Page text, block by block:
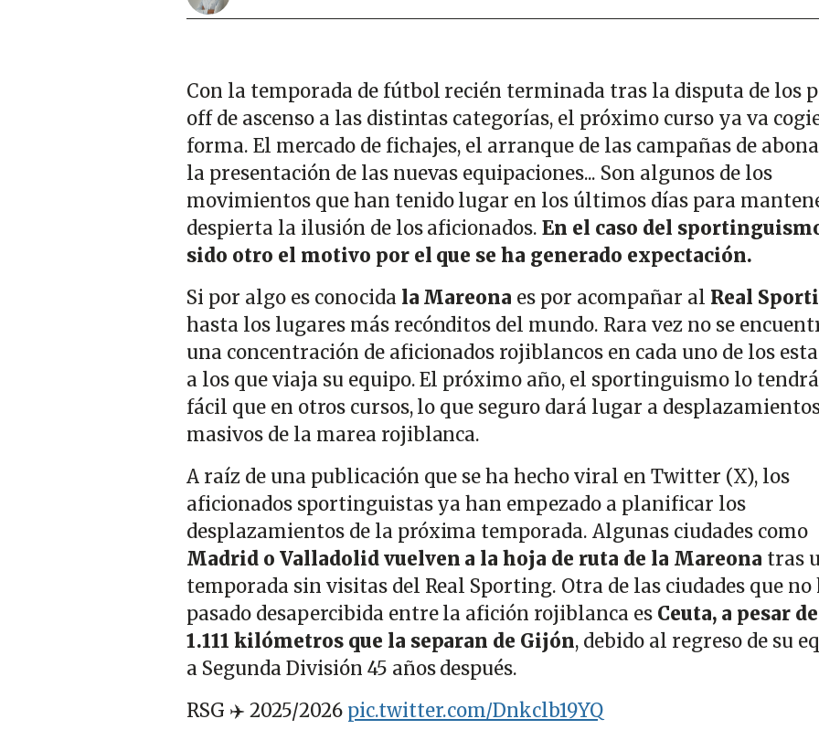
Con la temporada de fútbol recién terminada tras la disputa de los
off de ascenso a las distintas categorías, el próximo curso ya va
forma. El mercado de fichajes, el arranque de las campañas de
la presentación de las nuevas equipaciones... Son algunos de los
movimientos que han tenido lugar en los últimos días para
despierta la ilusión de los aficionados.En el caso del
sido otro el motivo por el que se ha generado expectación.
Si por algo es conocida la Mareona es por acompañar al Real
hasta los lugares más recónditos del mundo. Rara vez no se
una concentración de aficionados rojiblancos en cada uno de los
a los que viaja su equipo. El próximo año, el sportinguismo lo
fácil que en otros cursos, lo que seguro dará lugar a
masivos de la marea rojiblanca.
A raíz de una publicación que se ha hecho viral en Twitter (X), los
aficionados sportinguistas ya han empezado a planificar los
desplazamientos de la próxima temporada. Algunas ciudades como
Madrid o Valladolid vuelven a la hoja de ruta de la Mareona tras
temporada sin visitas del Real Sporting. Otra de las ciudades que no
pasado desapercibida entre la afición rojiblanca es Ceuta, a pesar
1.111 kilómetros que la separan de Gijón, debido al regreso de su
a Segunda División 45 años después.
RSG ✈️ 2025/2026 pic.twitter.com/Dnkclb19YQ